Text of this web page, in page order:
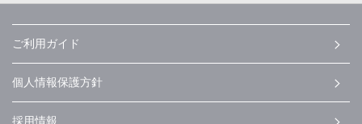
ご利用ガイド
個人情報保護方針
採用情報